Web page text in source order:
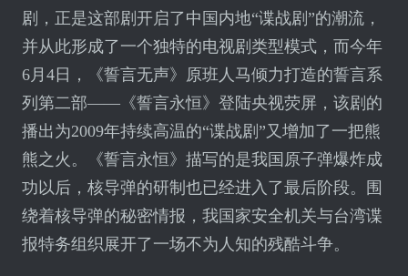
剧，正是这部剧开启了中国内地“谍战剧”的潮流，
并从此形成了一个独特的电视剧类型模式，而今年
6月4日，《誓言无声》原班人马倾力打造的誓言系
列第二部——《誓言永恒》登陆央视荧屏，该剧的
播出为2009年持续高温的“谍战剧”又增加了一把熊
熊之火。《誓言永恒》描写的是我国原子弹爆炸成
功以后，核导弹的研制也已经进入了最后阶段。围
绕着核导弹的秘密情报，我国家安全机关与台湾谍
报特务组织展开了一场不为人知的残酷斗争。